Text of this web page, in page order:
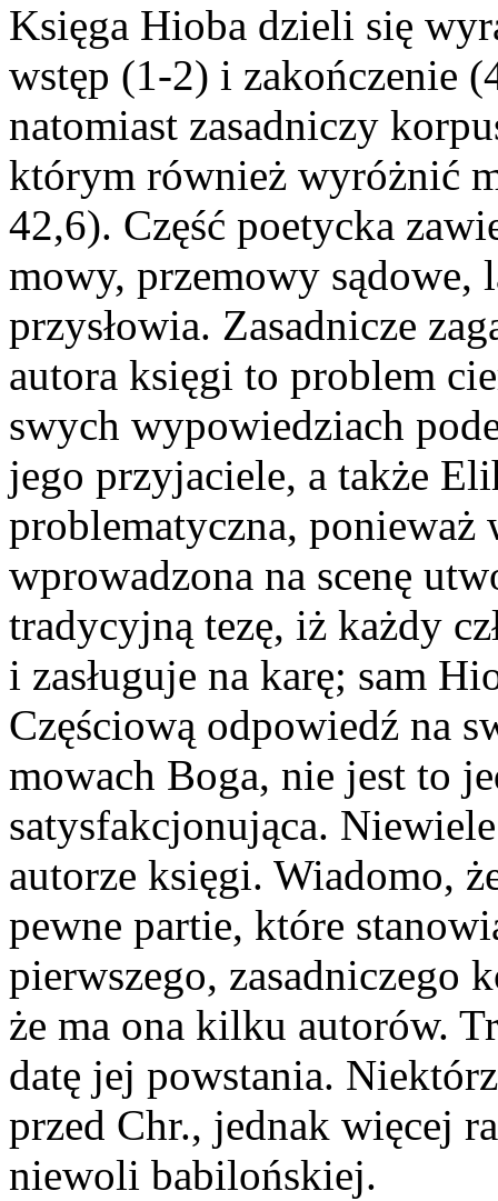
Księga Hioba dzieli się
wstęp (1-2) i zakończenie
natomiast zasadniczy
którym również wyróżnić
42,6). Część poetycka
mowy, przemowy sądowe,
przysłowia. Zasadnicze
autora księgi to problem
swych wypowiedziach
jego przyjaciele, a także
problematyczna, ponieważ
wprowadzona na scenę
tradycyjną tezę, iż każdy
i zasługuje na karę; sam
Częściową odpowiedź na
mowach Boga, nie jest to
satysfakcjonująca.
autorze księgi. Wiadomo,
pewne partie, które
pierwszego, zasadniczego
że ma ona kilku autorów.
datę jej powstania.
przed Chr., jednak więcej
niewoli babilońskiej.